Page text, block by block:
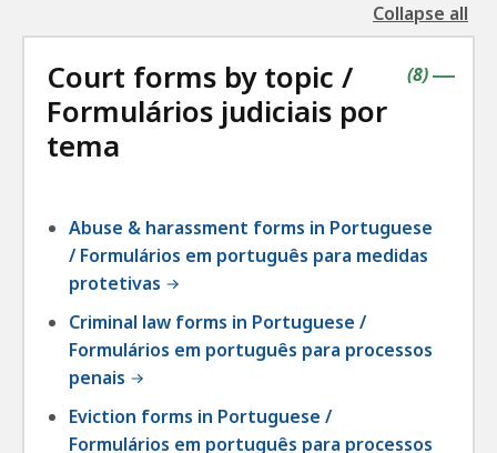
Collapse all
the
Court forms by topic /
Formulários judiciais por
tema
|
(contains
8items
)
Abuse & harassment forms in Portuguese
/ Formulários em português para medidas
protetivas
Criminal law forms in Portuguese /
Formulários em português para processos
penais
Eviction forms in Portuguese /
Formulários em português para processos